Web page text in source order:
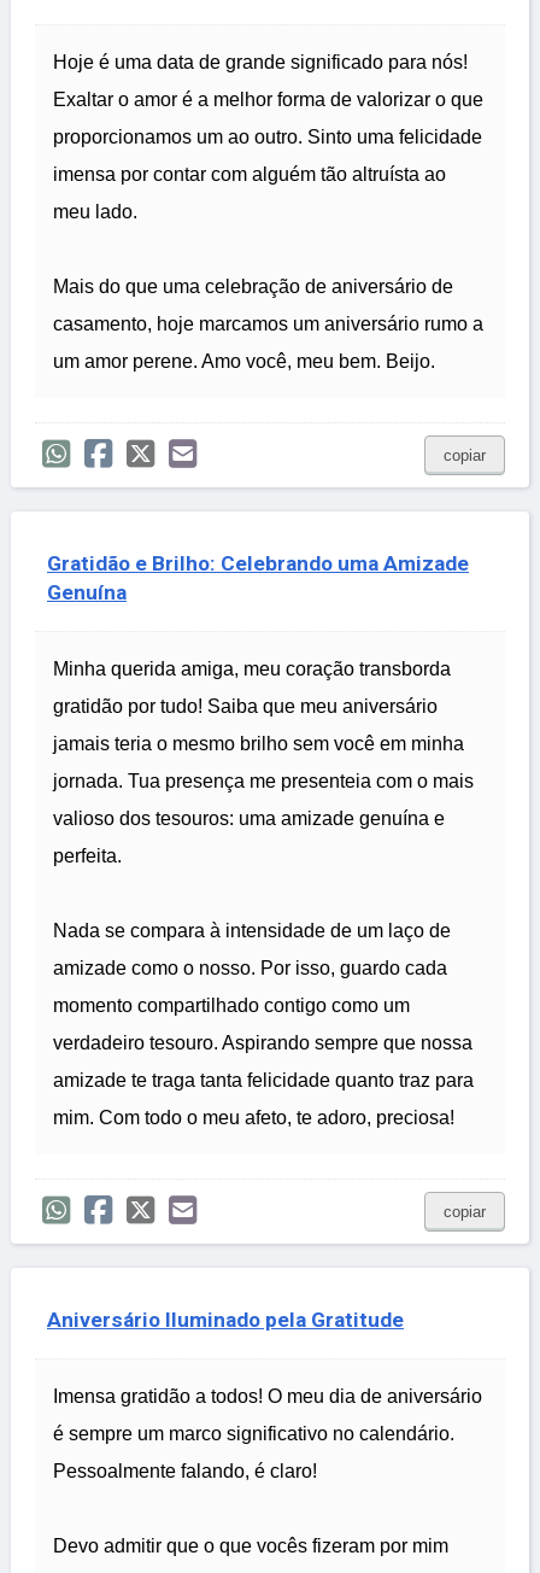
Hoje é uma data de grande significado para nós!
Exaltar o amor é a melhor forma de valorizar o que
proporcionamos um ao outro. Sinto uma felicidade
imensa por contar com alguém tão altruísta ao
meu lado.
Mais do que uma celebração de aniversário de
casamento, hoje marcamos um aniversário rumo a
um amor perene. Amo você, meu bem. Beijo.
copiar
Gratidão e Brilho: Celebrando uma Amizade
Genuína
Minha querida amiga, meu coração transborda
gratidão por tudo! Saiba que meu aniversário
jamais teria o mesmo brilho sem você em minha
jornada. Tua presença me presenteia com o mais
valioso dos tesouros: uma amizade genuína e
perfeita.
Nada se compara à intensidade de um laço de
amizade como o nosso. Por isso, guardo cada
momento compartilhado contigo como um
verdadeiro tesouro. Aspirando sempre que nossa
amizade te traga tanta felicidade quanto traz para
mim. Com todo o meu afeto, te adoro, preciosa!
copiar
Aniversário Iluminado pela Gratitude
Imensa gratidão a todos! O meu dia de aniversário
é sempre um marco significativo no calendário.
Pessoalmente falando, é claro!
Devo admitir que o que vocês fizeram por mim